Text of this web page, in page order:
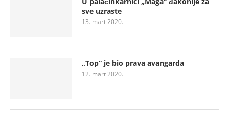
sve uzraste
13. mart 2020.
„Top“ je bio prava avangarda
12. mart 2020.